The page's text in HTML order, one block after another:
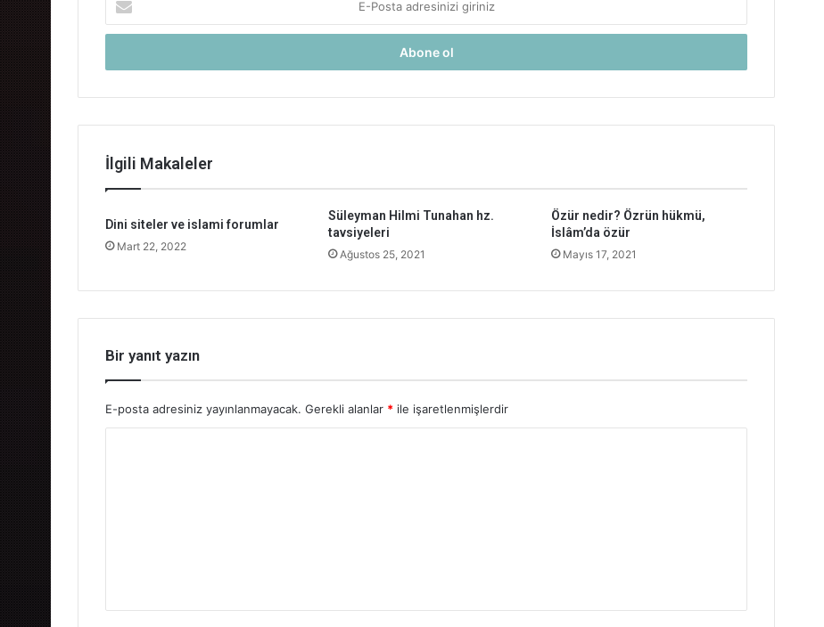
Posta
adresinizi
İlgili Makaleler
Dini siteler ve islami forumlar
Mart 22, 2022
Süleyman Hilmi Tunahan hz.
tavsiyeleri
Ağustos 25, 2021
Özür nedir? Özrün hükmü,
İslâm’da özür
Mayıs 17, 2021
Bir yanıt yazın
E-posta adresiniz yayınlanmayacak. Gerekli alanlar * ile işaretlenmişlerdir